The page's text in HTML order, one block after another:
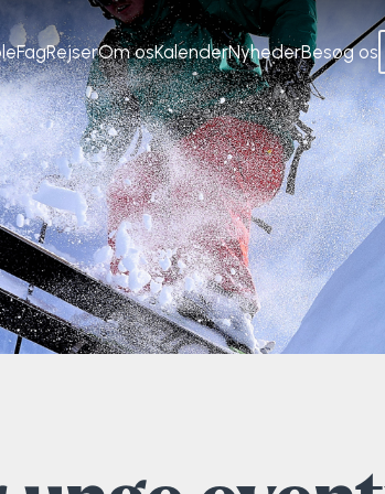
FagRejserOm osKalenderNyhederBesøg os